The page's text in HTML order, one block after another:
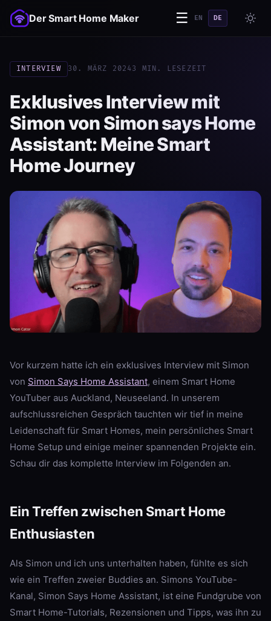
Der Smart Home Maker ☰ EN DE
INTERVIEW 30. MÄRZ 20243 MIN. LESEZEIT
Exklusives Interview mit
Simon von Simon says Home
Assistant: Meine Smart
Home Journey
Vor kurzem hatte ich ein exklusives Interview mit Simon
von Simon Says Home Assistant, einem Smart Home
YouTuber aus Auckland, Neuseeland. In unserem
aufschlussreichen Gespräch tauchten wir tief in meine
Leidenschaft für Smart Homes, mein persönliches Smart
Home Setup und einige meiner spannenden Projekte ein.
Schau dir das komplette Interview im Folgenden an.
Ein Treffen zwischen Smart Home
Enthusiasten
Als Simon und ich uns unterhalten haben, fühlte es sich
wie ein Treffen zweier Buddies an. Simons YouTube-
Kanal, Simon Says Home Assistant, ist eine Fundgrube von
Smart Home-Tutorials, Rezensionen und Tipps, was ihn zu